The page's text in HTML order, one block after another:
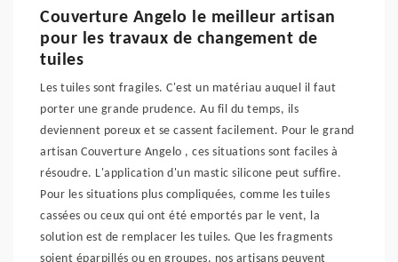
Couverture Angelo le meilleur artisan
pour les travaux de changement de
tuiles
Les tuiles sont fragiles. C'est un matériau auquel il faut
porter une grande prudence. Au fil du temps, ils
deviennent poreux et se cassent facilement. Pour le grand
artisan Couverture Angelo , ces situations sont faciles à
résoudre. L'application d'un mastic silicone peut suffire.
Pour les situations plus compliquées, comme les tuiles
cassées ou ceux qui ont été emportés par le vent, la
solution est de remplacer les tuiles. Que les fragments
soient éparpillés ou en groupes, nos artisans peuvent